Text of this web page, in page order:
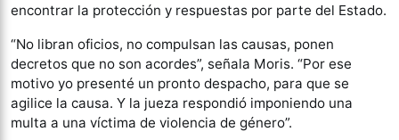
encontrar la protección y respuestas por parte del Estado.
“No libran oficios, no compulsan las causas, ponen
decretos que no son acordes”, señala Moris. “Por ese
motivo yo presenté un pronto despacho, para que se
agilice la causa. Y la jueza respondió imponiendo una
multa a una víctima de violencia de género”.